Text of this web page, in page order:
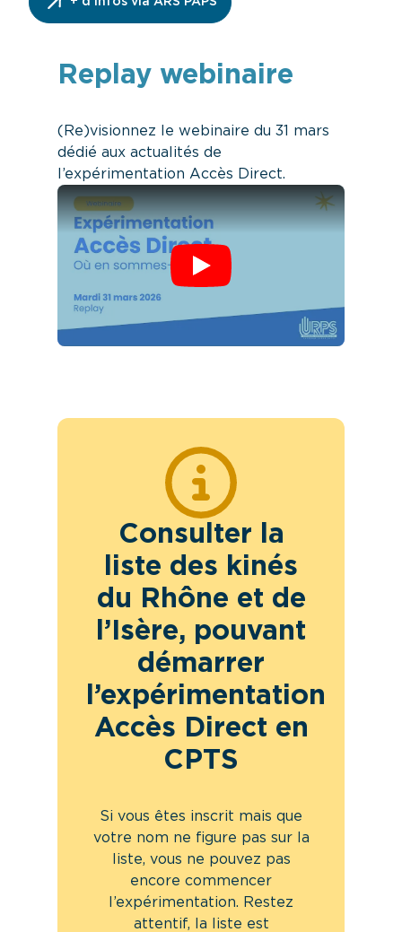
Replay webinaire
(Re)visionnez le webinaire du 31 mars
dédié aux actualités de
l’expérimentation Accès Direct.
Consulter la
liste des kinés
du Rhône et de
l’Isère, pouvant
démarrer
l’expérimentation
Accès Direct en
CPTS
Si vous êtes inscrit mais que
votre nom ne figure pas sur la
liste, vous ne pouvez pas
encore commencer
l’expérimentation. Restez
attentif, la liste est